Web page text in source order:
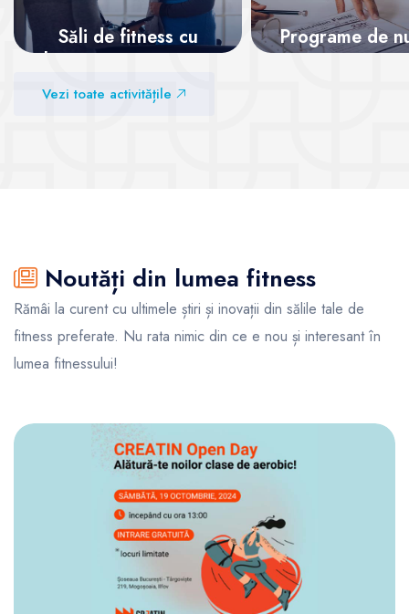
Săli de fitness cu
abonamente recurente
Programe de
Vezi toate activitățile
Noutăți din lumea fitness
Rămâi la curent cu ultimele știri și inovații din sălile tale de
fitness preferate. Nu rata nimic din ce e nou și interesant în
lumea fitnessului!